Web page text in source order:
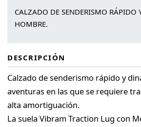
CALZADO DE SENDERISMO RÁPIDO
HOMBRE.
DESCRIPCIÓN
Calzado de senderismo rápido y
aventuras en las que se requiere
alta amortiguación.
La suela Vibram Traction Lug con